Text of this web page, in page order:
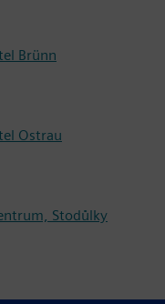
Brünn
Ostrau
Stodůlky